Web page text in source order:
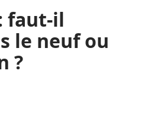
faut-il
le neuf ou
?